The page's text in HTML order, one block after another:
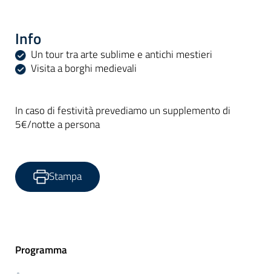
Info
Un tour tra arte sublime e antichi mestieri
Visita a borghi medievali
In caso di festività prevediamo un supplemento di
5€/notte a persona
Stampa
Programma